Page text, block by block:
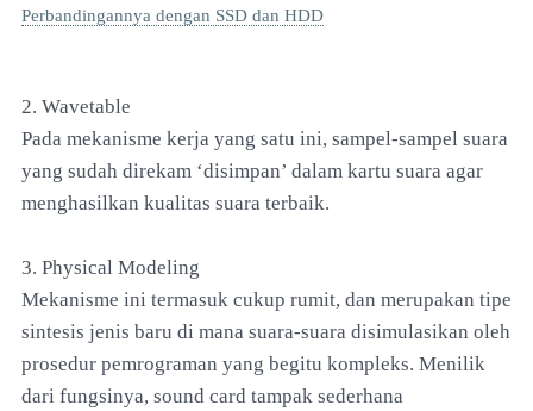
Perbandingannya dengan SSD dan HDD
2. Wavetable
Pada mekanisme kerja yang satu ini, sampel-sampel suara
yang sudah direkam ‘disimpan’ dalam kartu suara agar
menghasilkan kualitas suara terbaik.
3. Physical Modeling
Mekanisme ini termasuk cukup rumit, dan merupakan tipe
sintesis jenis baru di mana suara-suara disimulasikan oleh
prosedur pemrograman yang begitu kompleks. Menilik
dari fungsinya, sound card tampak sederhana